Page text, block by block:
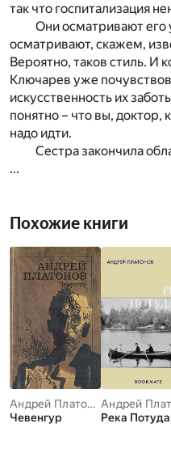
так что госпитализация
Они осматривают его
осматривают, скажем,
Вероятно, таков стиль. И
Ключарев уже
искусственность их
понятно – что вы, доктор,
надо идти.
Сестра закончила
...
Похожие книги
Андрей Платонов
Чевенгур
Река